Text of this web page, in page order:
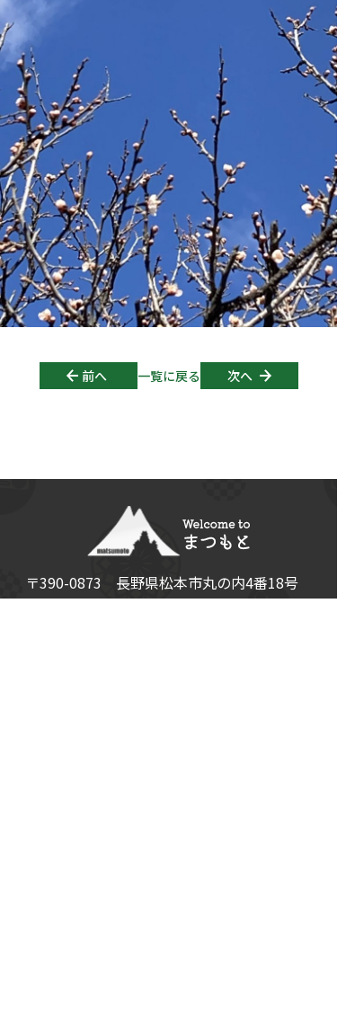
Post navigation
前へ 一覧に戻る 次へ
〒390-0873 長野県松本市丸の内4番18号